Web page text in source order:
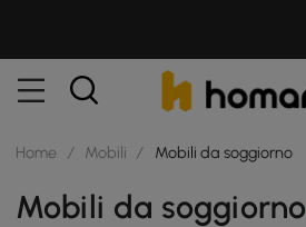
Home / Mobili / Mobili da soggiorno
Mobili da soggiorno